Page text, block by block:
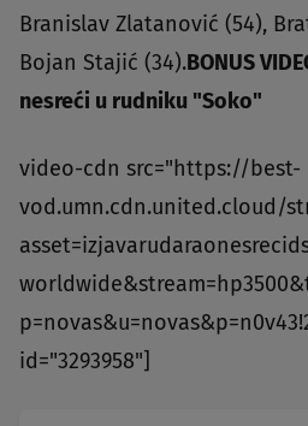
Branislav Zlatanović (54),
Bojan Stajić (34).BONUS
nesreći u rudniku "Soko"
video-cdn src="https://best-
vod.umn.cdn.united.cloud/
id="3293958"]